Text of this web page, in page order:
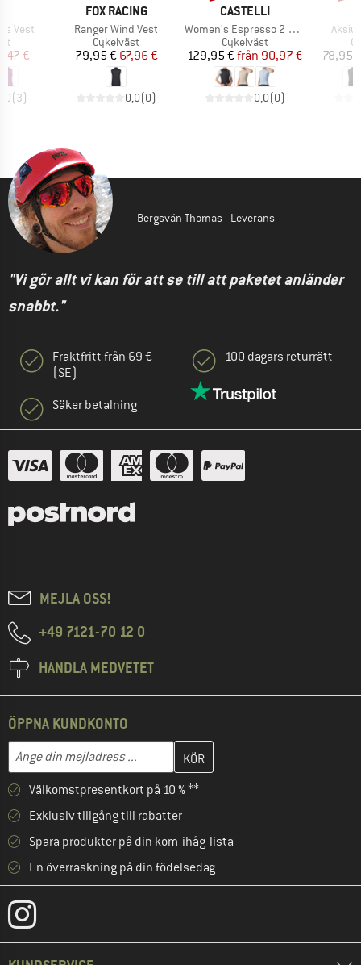
Vest
pris
€
(3)
VARUMÄRKE
FOX RACING
Produkter
Ranger Wind Vest
Produktgrupp
Cykelväst
Pris
79,95 €Reducerat pris
67,96 €
0,0(0)
VARUMÄRKE
CASTELLI
Produkter
Women's Espresso 2 Vest
Produktgrupp
Cykelväst
Pris
129,95 € Reducerat pris
från 90,97 €
0,0(0)
78,95
Bergsvän Thomas - Leverans
"Vi gör allt vi kan för att se till att paketet anländer
snabbt."
Fraktfritt från 69 €
(SE)
Säker betalning
100 dagars returrätt
MEJLA OSS!
+49 7121-70 12 0
HANDLA MEDVETET
ÖPPNA KUNDKONTO
Mejladress
Skriv in din e-postadress här och skapa ditt kundkonto i nästa
Välkomstpresentkort på 10 % **
Exklusiv tillgång till rabatter
Spara produkter på din kom-ihåg-lista
En överraskning på din födelsedag